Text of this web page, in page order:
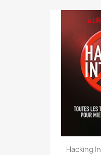
Hacking